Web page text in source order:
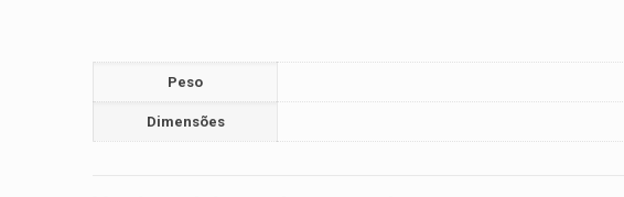
Peso
Dimensões